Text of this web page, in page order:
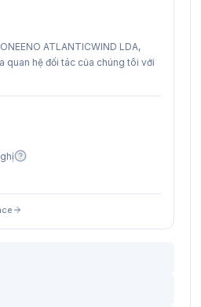
ATLANTICWIND LDA,
quan hệ đối tác của chúng tôi với